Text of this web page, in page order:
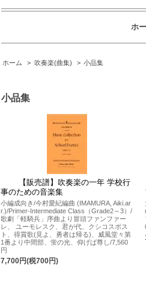
ホ
ホーム > 吹奏楽(曲集) > 小品集
小品集
【販売譜】吹奏楽の一年 学校行
事のための音楽集
小編成向き/今村愛紀編曲 (IMAMURA, Aiki.ar
r.)/Primer‐Intermediate Class（Grade2～3）/
歌劇「軽騎兵」序曲より冒頭ファンファー
レ、 ユーモレスク、君が代、クシコスポス
ト、得賞歌(見よ、勇者は帰る)、威風堂々第
1番より中間部、蛍の光、仰げば尊し/7,560
円
7,700円(税700円)